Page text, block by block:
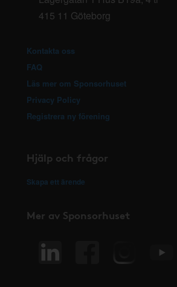
415 11 Göteborg
Kontakta oss
FAQ
Läs mer om Sponsorhuset
Privacy Policy
Registrera ny förening
Hjälp och frågor
Skapa ett ärende
Mer av Sponsorhuset